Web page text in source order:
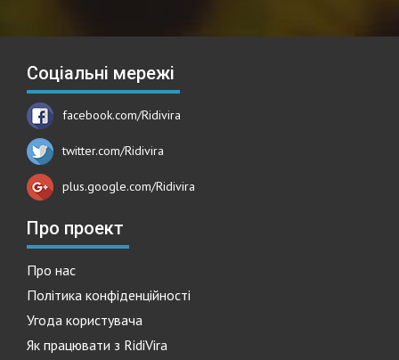
Соціальні мережі
facebook.com/Ridivira
twitter.com/Ridivira
plus.google.com/Ridivira
Про проект
Про нас
Політика конфіденційності
Угода користувача
Як працювати з RidiVira